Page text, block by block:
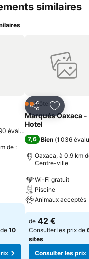
similaires
à mes favoris
évaluations
de :
10
PartagerAjouter
2 Étoiles
Hôtel
Marqués Oaxaca -
Hotel
7,6 Bien (1 036
Oaxaca, à 0.9 km
Centre-ville
Wi-Fi gratuit
Piscine
Animaux acceptés
de 42 €
Consulter les prix de
sites
Consulter les prix